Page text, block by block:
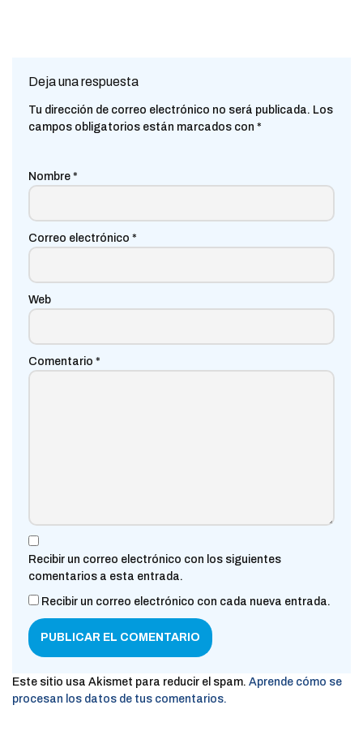
Deja una respuesta
Tu dirección de correo electrónico no será publicada. Los
campos obligatorios están marcados con *
Nombre *
Correo electrónico *
Web
Comentario *
Recibir un correo electrónico con los siguientes
comentarios a esta entrada.
Recibir un correo electrónico con cada nueva entrada.
Este sitio usa Akismet para reducir el spam. Aprende cómo se
procesan los datos de tus comentarios.